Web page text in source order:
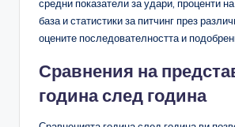
средни показатели за удари, проценти
база и статистики за питчинг през
оцените последователността и
Сравнения на
година след година